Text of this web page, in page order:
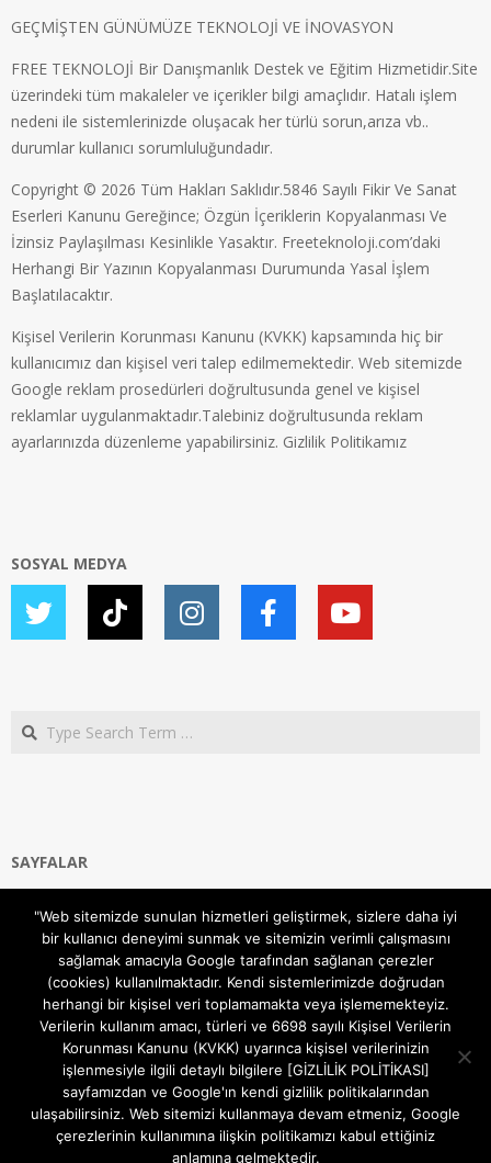
GEÇMİŞTEN GÜNÜMÜZE TEKNOLOJİ VE İNOVASYON
FREE TEKNOLOJİ Bir Danışmanlık Destek ve Eğitim Hizmetidir.Site
üzerindeki tüm makaleler ve içerikler bilgi amaçlıdır. Hatalı işlem
nedeni ile sistemlerinizde oluşacak her türlü sorun,arıza vb..
durumlar kullanıcı sorumluluğundadır.
Copyright © 2026 Tüm Hakları Saklıdır.5846 Sayılı Fikir Ve Sanat
Eserleri Kanunu Gereğince; Özgün İçeriklerin Kopyalanması Ve
İzinsiz Paylaşılması Kesinlikle Yasaktır. Freeteknoloji.com’daki
Herhangi Bir Yazının Kopyalanması Durumunda Yasal İşlem
Başlatılacaktır.
Kişisel Verilerin Korunması Kanunu (KVKK) kapsamında hiç bir
kullanıcımız dan kişisel veri talep edilmemektedir. Web sitemizde
Google reklam prosedürleri doğrultusunda genel ve kişisel
reklamlar uygulanmaktadır.Talebiniz doğrultusunda reklam
ayarlarınızda düzenleme yapabilirsiniz. Gizlilik Politikamız
SOSYAL MEDYA
Search
SAYFALAR
Gizlilik ve Çerezler (Cookies) Politikası
Hakkımızda
İletişim Kanalları
MODEM KURULUM
TEKNİK DESTEK
TELEVİZYON SİSTEMLERİ
"Web sitemizde sunulan hizmetleri geliştirmek, sizlere daha iyi
bir kullanıcı deneyimi sunmak ve sitemizin verimli çalışmasını
sağlamak amacıyla Google tarafından sağlanan çerezler
(cookies) kullanılmaktadır. Kendi sistemlerimizde doğrudan
herhangi bir kişisel veri toplamamakta veya işlememekteyiz.
Verilerin kullanım amacı, türleri ve 6698 sayılı Kişisel Verilerin
Korunması Kanunu (KVKK) uyarınca kişisel verilerinizin
işlenmesiyle ilgili detaylı bilgilere [GİZLİLİK POLİTİKASI]
sayfamızdan ve Google'ın kendi gizlilik politikalarından
ulaşabilirsiniz. Web sitemizi kullanmaya devam etmeniz, Google
çerezlerinin kullanımına ilişkin politikamızı kabul ettiğiniz
anlamına gelmektedir.